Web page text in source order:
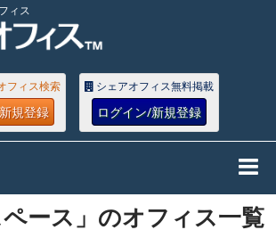
ィス
フィス検索
規登録
シェアオフィス無料掲載
ログイン/新規登録
ペース」のオフィス一覧